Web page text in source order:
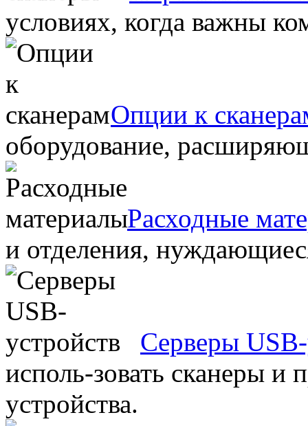
условиях, когда важны
Опции к
оборудование,
Расходные
и отделения,
Серверы
исполь-зовать сканеры и
устройства.